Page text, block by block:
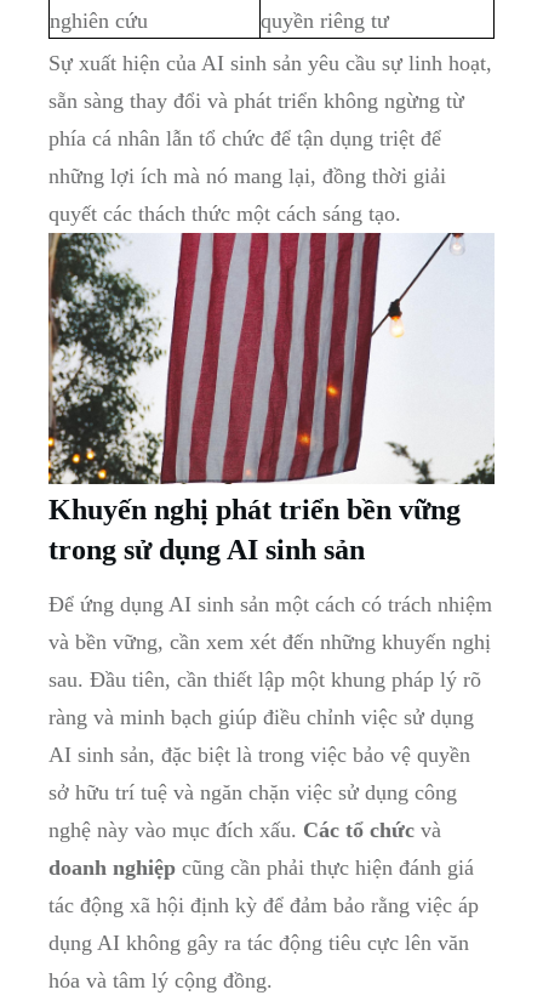
nghiên cứu
quyền riêng tư
Sự xuất hiện của AI sinh sản yêu cầu sự linh hoạt,
sẵn sàng thay đổi và phát triển không ngừng từ
phía cá nhân lẫn tổ chức để tận dụng triệt để
những lợi ích mà nó mang lại, đồng thời giải
quyết các thách thức một cách sáng tạo.
Khuyến nghị phát triển bền vững
trong sử dụng AI sinh sản
Để ứng dụng AI sinh sản một cách có trách nhiệm
và bền vững, cần xem xét đến những khuyến nghị
sau. Đầu tiên, cần thiết lập một khung pháp lý rõ
ràng và minh bạch giúp điều chỉnh việc sử dụng
AI sinh sản, đặc biệt là trong việc bảo vệ quyền
sở hữu trí tuệ và ngăn chặn việc sử dụng công
nghệ này vào mục đích xấu. Các tổ chức và
doanh nghiệp cũng cần phải thực hiện đánh giá
tác động xã hội định kỳ để đảm bảo rằng việc áp
dụng AI không gây ra tác động tiêu cực lên văn
hóa và tâm lý cộng đồng.